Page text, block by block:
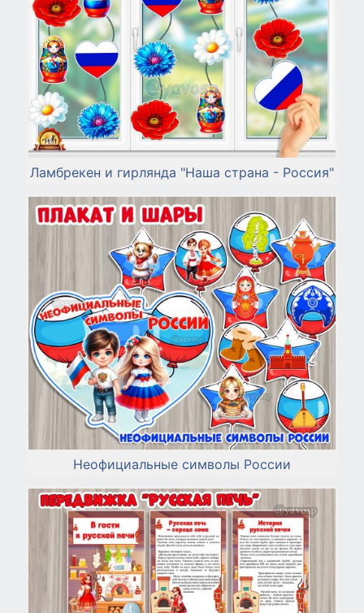
Ламбрекен и гирлянда "Наша страна - Россия"
Неофициальные символы России